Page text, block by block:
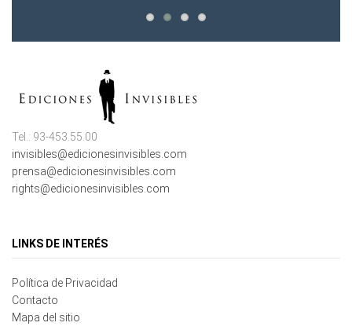
Tel.: 93-453.55.00
invisibles@edicionesinvisibles.com
prensa@edicionesinvisibles.com
rights@edicionesinvisibles.com
LINKS DE INTERÉS
Política de Privacidad
Contacto
Mapa del sitio